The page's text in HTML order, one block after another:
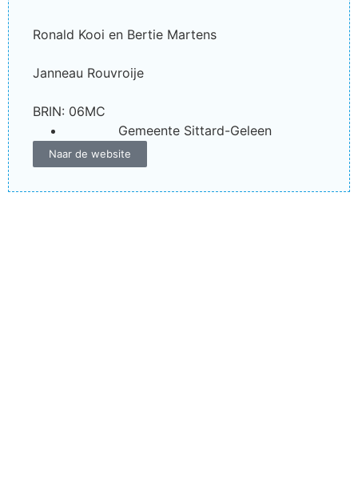
Ronald Kooi en Bertie Martens
Janneau Rouvroije
BRIN: 06MC
Gemeente Sittard-Geleen
Naar de website